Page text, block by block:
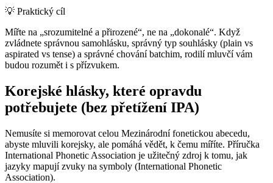
💡 Praktický cíl
Mířte na „srozumitelné a přirozené“, ne na „dokonalé“. Když
zvládnete správnou samohlásku, správný typ souhlásky (plain vs
aspirated vs tense) a správné chování batchim, rodilí mluvčí vám
budou rozumět i s přízvukem.
Korejské hlásky, které opravdu
potřebujete (bez přetížení IPA)
Nemusíte si memorovat celou Mezinárodní fonetickou abecedu,
abyste mluvili korejsky, ale pomáhá vědět, k čemu míříte. Příručka
International Phonetic Association je užitečný zdroj k tomu, jak
jazyky mapují zvuky na symboly (International Phonetic
Association).